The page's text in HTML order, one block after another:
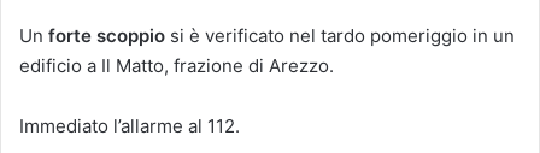
Un forte scoppio si è verificato nel tardo pomeriggio in un
edificio a Il Matto, frazione di Arezzo.
Immediato l’allarme al 112.